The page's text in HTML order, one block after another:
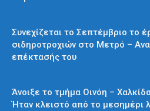
Συνεχίζεται το Σεπτέμβριο το
σιδηροτροχιών στο Μετρό –
επέκτασής του
Άνοιξε το τμήμα Οινόη –
Ήταν κλειστό από το μεσημέρι